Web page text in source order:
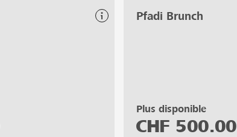
Pfadi Brunch
Plus disponible
CHF 500.00